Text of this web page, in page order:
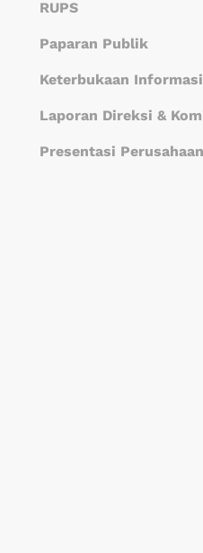
RUPS
Paparan Publik
Keterbukaan Informasi
Laporan Direksi &
Presentasi Perusahaan